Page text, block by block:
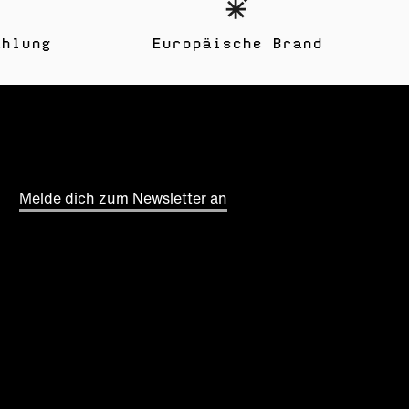
Europäische Brand
Melde dich zum Newsletter an